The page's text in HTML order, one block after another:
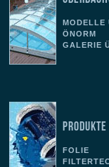
MODELLE
ÖNORM
GALERIE
PRODUKTE
FOLIE